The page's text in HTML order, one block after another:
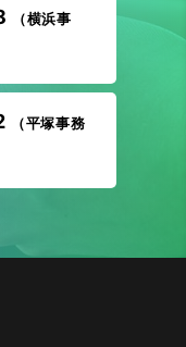
（横浜事
（平塚事務